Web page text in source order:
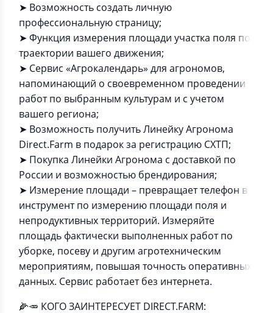
➤ Возможность создать личную
профессиональную страницу;
➤ Функция измерения площади участка поля по
траектории вашего движения;
➤ Сервис «Агрокалендарь» для агрономов,
напоминающий о своевременном проведении
работ по выбранным культурам и с учетом
вашего региона;
➤ Возможность получить Линейку Агронома
Direct.Farm в подарок за регистрацию СХТП;
➤ Покупка Линейки Агронома с доставкой по
России и возможностью брендирования;
➤ Измерение площади – превращает телефон в
инструмент по измерению площади поля и
непродуктивных территорий. Измеряйте
площадь фактически выполненных работ по
уборке, посеву и другим агротехническим
мероприятиям, повышая точность оперативных
данных. Сервис работает без интернета.
🌽🥕 КОГО ЗАИНТЕРЕСУЕТ DIRECT.FARM: